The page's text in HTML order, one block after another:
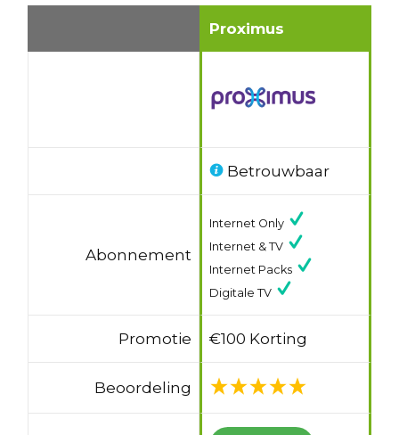
Proximus
Betrouwbaar
Abonnement
Internet Only
Internet & TV
Internet Packs
Digitale TV
Promotie €100 Korting
Beoordeling